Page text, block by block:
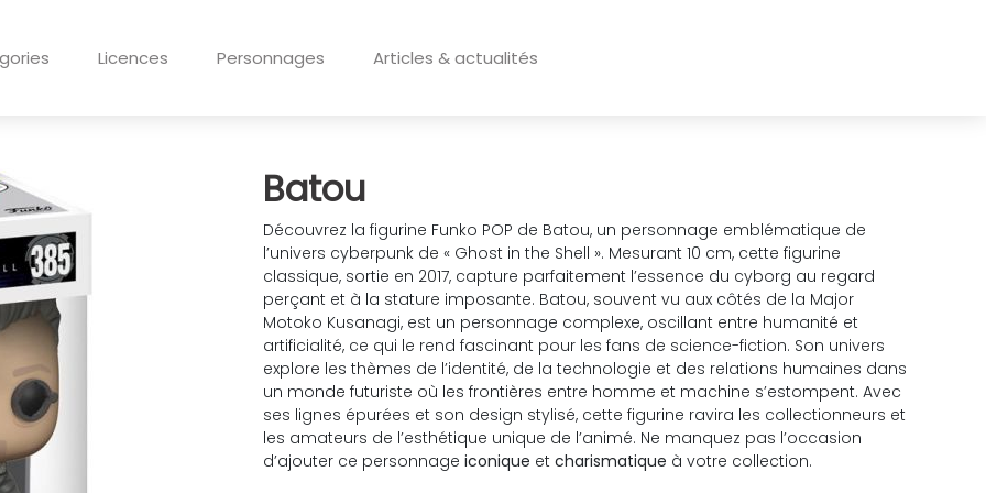
Licences Personnages Articles & actualités
Batou
Découvrez la figurine Funko POP de Batou, un personnage emblématique de
l’univers cyberpunk de « Ghost in the Shell ». Mesurant 10 cm, cette figurine
classique, sortie en 2017, capture parfaitement l’essence du cyborg au regard
perçant et à la stature imposante. Batou, souvent vu aux côtés de la Major
Motoko Kusanagi, est un personnage complexe, oscillant entre humanité et
artificialité, ce qui le rend fascinant pour les fans de science-fiction. Son univers
explore les thèmes de l’identité, de la technologie et des relations humaines dans
un monde futuriste où les frontières entre homme et machine s’estompent. Avec
ses lignes épurées et son design stylisé, cette figurine ravira les collectionneurs et
les amateurs de l’esthétique unique de l’animé. Ne manquez pas l’occasion
d’ajouter ce personnage iconique et charismatique à votre collection.